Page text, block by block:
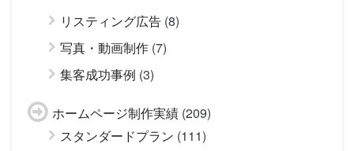
リスティング広告 (8)
写真・動画制作 (7)
集客成功事例 (3)
ホームページ制作実績 (209)
スタンダードプラン (111)